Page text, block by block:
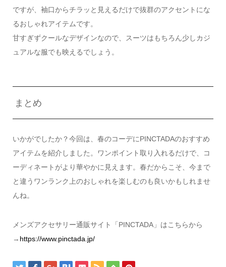
ですが、袖口からチラッと見えるだけで抜群のアクセントにな
るおしゃれアイテムです。
甘すぎずクールなデザインなので、スーツはもちろん少しカジ
ュアルな服でも映えるでしょう。
まとめ
いかがでしたか？今回は、春のコーデにPINCTADAのおすすめ
アイテムを紹介しました。ワンポイント取り入れるだけで、コ
ーディネートがより華やかに見えます。春だからこそ、今まで
と違うワンランク上のおしゃれを楽しむのも良いかもしれませ
んね。
メンズアクセサリー通販サイト「PINCTADA」はこちらから
→ https://www.pinctada.jp/